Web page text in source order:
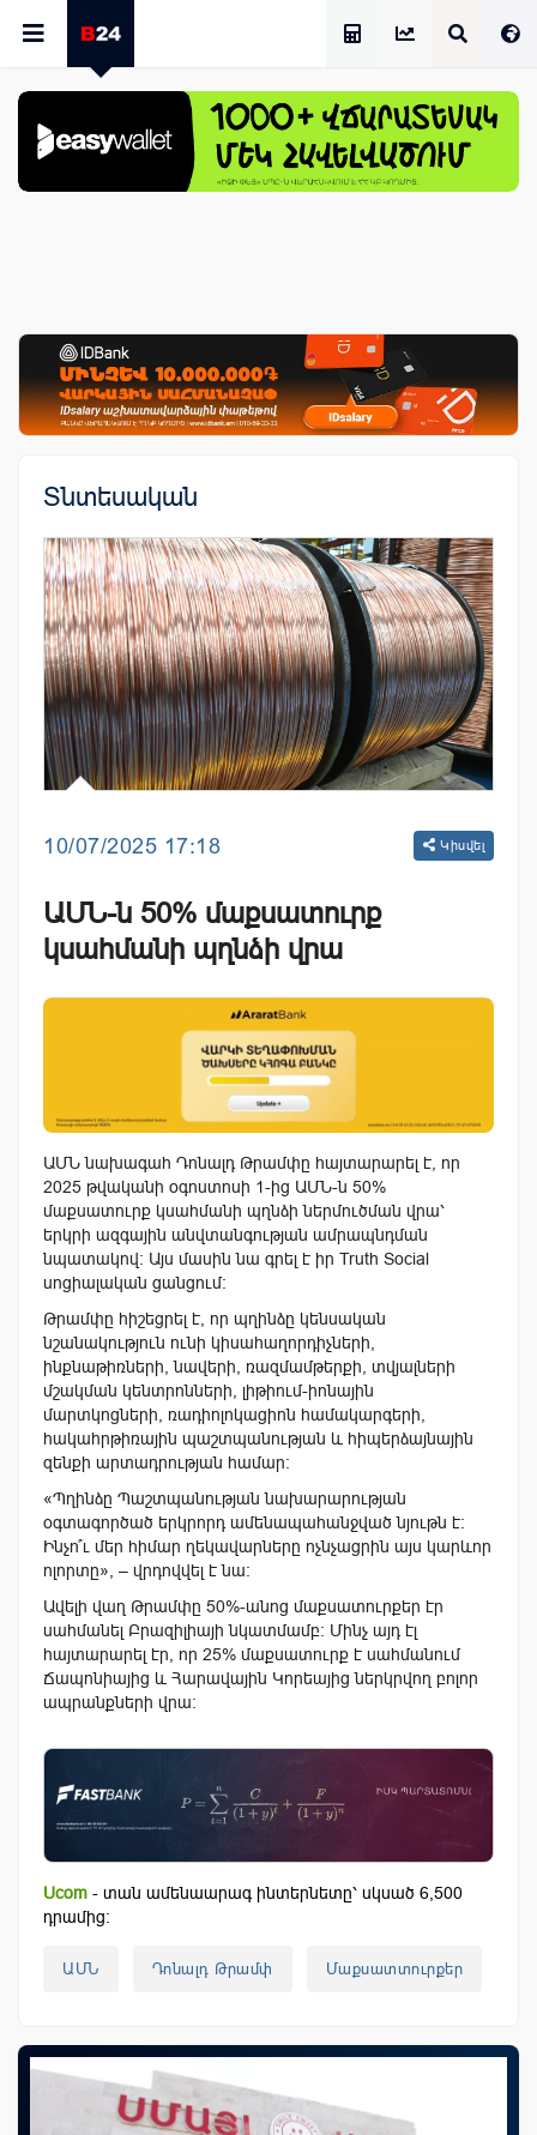
Տնտեսական
10/07/2025 17:18 Կիսվել
ԱՄՆ-ն 50% մաքսատուրք
կսահմանի պղնձի վրա
ԱՄՆ նախագահ Դոնալդ Թրամփը հայտարարել է, որ
2025 թվականի օգոստոսի 1-ից ԱՄՆ-ն 50%
մաքսատուրք կսահմանի պղնձի ներմուծման վրա՝
երկրի ազգային անվտանգության ամրապնդման
նպատակով։ Այս մասին նա գրել է իր Truth Social
սոցիալական ցանցում։
Թրամփը հիշեցրել է, որ պղինձը կենսական
նշանակություն ունի կիսահաղորդիչների,
ինքնաթիռների, նավերի, ռազմամթերքի, տվյալների
մշակման կենտրոնների, լիթիում-իոնային
մարտկոցների, ռադիոլոկացիոն համակարգերի,
հակահրթիռային պաշտպանության և հիպերձայնային
զենքի արտադրության համար։
«Պղինձը Պաշտպանության նախարարության
օգտագործած երկրորդ ամենապահանջված նյութն է։
Ինչո՞ւ մեր հիմար ղեկավարները ոչնչացրին այս կարևոր
ոլորտը», – վրդովվել է նա։
Ավելի վաղ Թրամփը 50%-անոց մաքսատուրքեր էր
սահմանել Բրազիլիայի նկատմամբ։ Մինչ այդ էլ
հայտարարել էր, որ 25% մաքսատուրք է սահմանում
Ճապոնիայից և Հարավային Կորեայից ներկրվող բոլոր
ապրանքների վրա։
Ucom - տան ամենաարագ ինտերնետը՝ սկսած 6,500
դրամից:
ԱՄՆ Դոնալդ Թրամփ Մաքսատտուրքեր